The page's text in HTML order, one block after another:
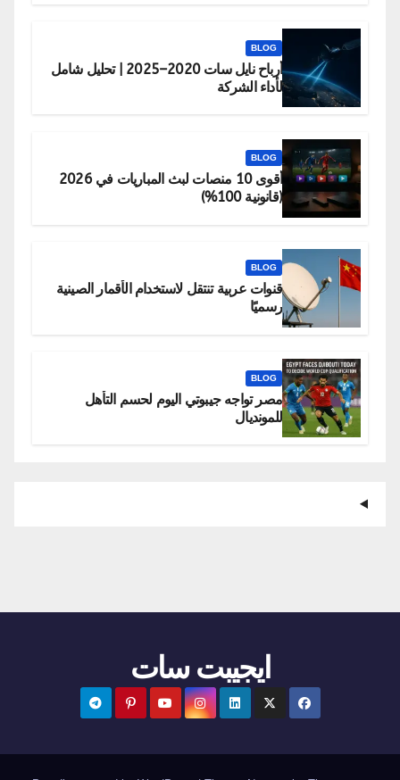
BLOG
أرباح نايل سات 2020–2025 | تحليل شامل
لأداء الشركة
BLOG
أقوى 10 منصات لبث المباريات في 2026
(قانونية 100%)
BLOG
قنوات عربية تنتقل لاستخدام الأقمار الصينية
رسميًا
BLOG
مصر تواجه جيبوتي اليوم لحسم التأهل
للمونديال
ايجيبت سات